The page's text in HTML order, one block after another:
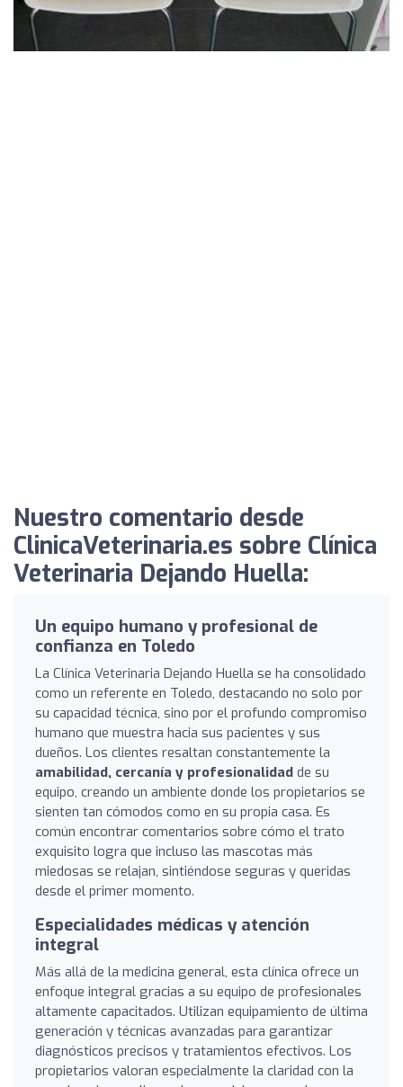
Nuestro comentario desde
ClinicaVeterinaria.es sobre Clínica
Veterinaria Dejando Huella:
Un equipo humano y profesional de
confianza en Toledo
La Clínica Veterinaria Dejando Huella se ha consolidado
como un referente en Toledo, destacando no solo por
su capacidad técnica, sino por el profundo compromiso
humano que muestra hacia sus pacientes y sus
dueños. Los clientes resaltan constantemente la
amabilidad, cercanía y profesionalidad de su
equipo, creando un ambiente donde los propietarios se
sienten tan cómodos como en su propia casa. Es
común encontrar comentarios sobre cómo el trato
exquisito logra que incluso las mascotas más
miedosas se relajan, sintiéndose seguras y queridas
desde el primer momento.
Especialidades médicas y atención
integral
Más allá de la medicina general, esta clínica ofrece un
enfoque integral gracias a su equipo de profesionales
altamente capacitados. Utilizan equipamiento de última
generación y técnicas avanzadas para garantizar
diagnósticos precisos y tratamientos efectivos. Los
propietarios valoran especialmente la claridad con la